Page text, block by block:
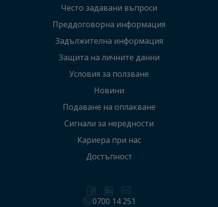
Често задавани въпроси
Преддоговорна информация
Задължителна информация
Защита на личните данни
Условия за ползване
Новини
Подаване на оплакванe
Сигнали за нередности
Кариера при нас
Достъпност
0700 14 251